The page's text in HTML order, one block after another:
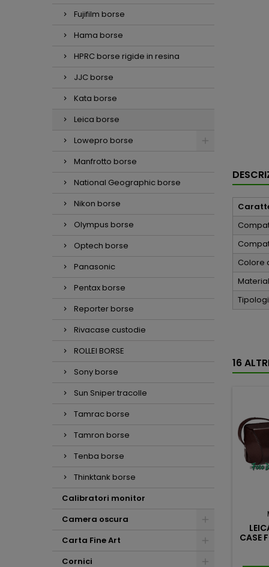
Fujifilm borse
Hama borse
HPRC borse rigide in resina
JJC borse
Kata borse
Leica borse
Lowepro borse
Manfrotto borse
National Geographic borse
Nikon borse
Olympus borse
Optech borse
Panasonic
Pentax borse
Reporter borse
Rivacase custodie
ROLLEI BORSE
Sony borse
Sun Sniper tracolle
Tamrac borse
Tamron borse
Tenba borse
Thinktank borse
Calibratori monitor
Camera oscura
Carta Fine Art
Cornici
Colore
16
CASE